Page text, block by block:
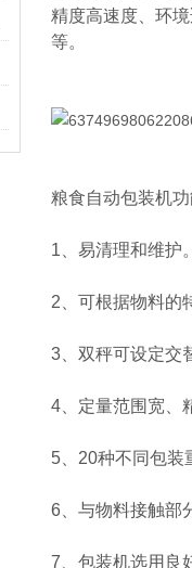
精度高速度、环
等。
粮食自动包装机
1、易清理和维护
2、可根据物料的
3、双秤可设定交
4、定量范围宽、
5、20种不同包装
6、与物料接触部
7、包装机选用良